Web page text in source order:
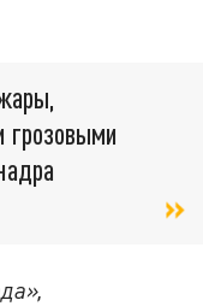
грозовыми